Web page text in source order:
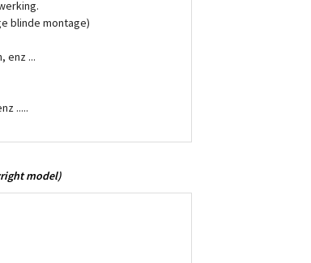
blinde montage)
enz ...
.....
model)